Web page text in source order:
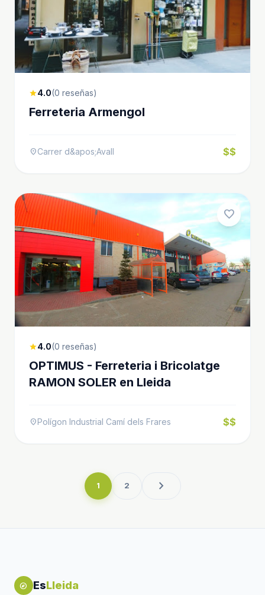
star4.0(0 reseñas)
Ferreteria Armengol
location_onCarrer d&apos;Avall $$
favorite
star4.0(0 reseñas)
OPTIMUS - Ferreteria i Bricolatge
RAMON SOLER en Lleida
location_onPolígon Industrial Camí dels Frares $$
1 2 chevron_right
explore EsLleida